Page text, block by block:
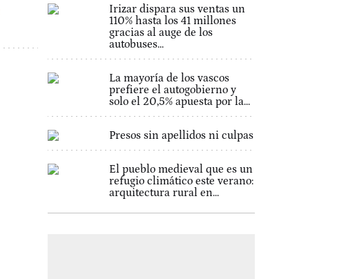
Irizar dispara sus ventas un
110% hasta los 41 millones
gracias al auge de los
autobuses...
La mayoría de los vascos
prefiere el autogobierno y
solo el 20,5% apuesta por la...
Presos sin apellidos ni culpas
El pueblo medieval que es un
refugio climático este verano:
arquitectura rural en...